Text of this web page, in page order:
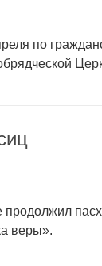
по
веры».